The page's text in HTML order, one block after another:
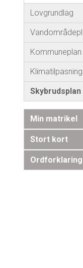
Lovgrundlag
Kommuneplan
Skybrudsplan
Min matrikel
Stort kort
Ordforklaring